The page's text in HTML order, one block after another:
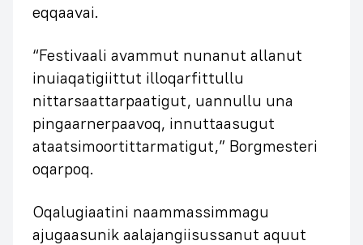
eqqaavai.
“Festivaali avammut nunanut allanut
inuiaqatigiittut illoqarfittullu
nittarsaattarpaatigut, uannullu una
pingaarnerpaavoq, innuttaasugut
ataatsimoortittarmatigut,” Borgmesteri
oqarpoq.
Oqalugiaatini naammassimmagu
ajugaasunik aalajangiisussanut aquut